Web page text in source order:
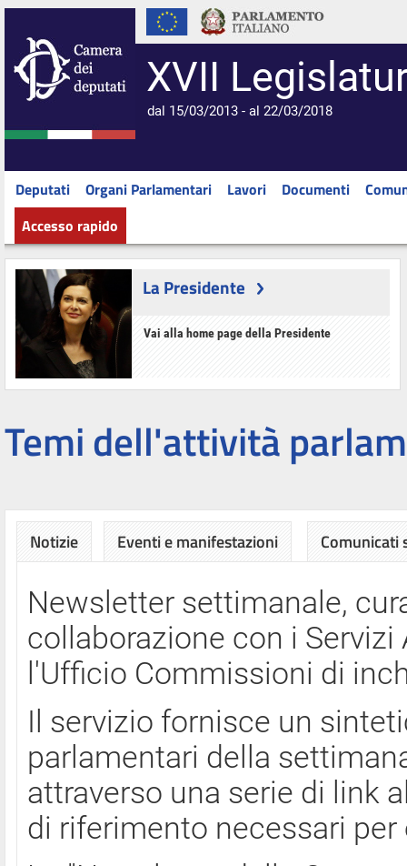
XVII
dal 15/03/2013 - al 22/03/2018
Deputati Organi Parlamentari Lavori Documenti
Accesso rapido
La Presidente
Vai alla home page della Presidente
Temi dell'attività
Notizie Eventi e manifestazioni Comunicati
Newsletter settimanale,
collaborazione con i
l'Ufficio Commissioni di
Il servizio fornisce un
parlamentari della
attraverso una serie di link
di riferimento necessari